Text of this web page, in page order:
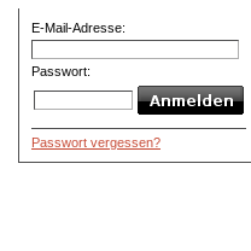
E-Mail-Adresse:
Passwort:
Passwort vergessen?